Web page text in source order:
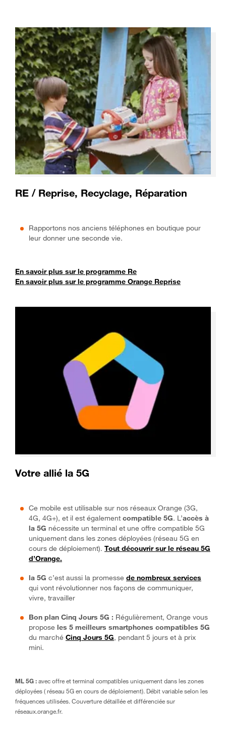
RE / Reprise, Recyclage, Réparation
Rapportons nos anciens téléphones en boutique pour
leur donner une seconde vie.
En savoir plus sur le programme Re
En savoir plus sur le programme Orange Reprise
Votre allié la 5G
Ce mobile est utilisable sur nos réseaux Orange (3G,
4G, 4G+), et il est également compatible 5G. L’accès à
la 5G nécessite un terminal et une offre compatible 5G
uniquement dans les zones déployées (réseau 5G en
cours de déploiement). Tout découvrir sur le réseau 5G
d’Orange.
la 5G c’est aussi la promesse de nombreux services
qui vont révolutionner nos façons de communiquer,
vivre, travailler
Bon plan Cinq Jours 5G : Régulièrement, Orange vous
propose les 5 meilleurs smartphones compatibles 5G
du marché Cinq Jours 5G, pendant 5 jours et à prix
mini.
ML 5G : avec offre et terminal compatibles uniquement dans les zones
déployées ( réseau 5G en cours de déploiement). Débit variable selon les
fréquences utilisées. Couverture détaillée et différenciée sur
réseaux.orange.fr.